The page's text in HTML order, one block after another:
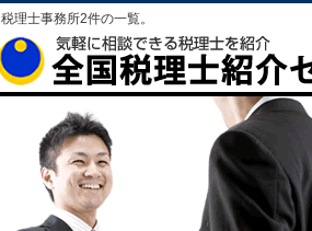
税理士事務所2件の一覧。